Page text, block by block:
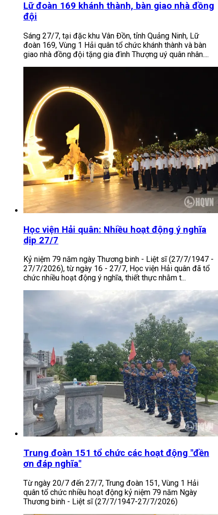
Lữ đoàn 169 khánh thành, bàn giao nhà đồng
đội
Sáng 27/7, tại đặc khu Vân Đồn, tỉnh Quảng Ninh, Lữ
đoàn 169, Vùng 1 Hải quân tổ chức khánh thành và bàn
giao nhà đồng đội tặng gia đình Thượng uý quân nhân....
Học viện Hải quân: Nhiều hoạt động ý nghĩa
dịp 27/7
Kỷ niệm 79 năm ngày Thương binh - Liệt sĩ (27/7/1947 -
27/7/2026), từ ngày 16 - 27/7, Học viện Hải quân đã tổ
chức nhiều hoạt động ý nghĩa, thiết thực nhằm t...
Trung đoàn 151 tổ chức các hoạt động "đền
ơn đáp nghĩa"
Từ ngày 20/7 đến 27/7, Trung đoàn 151, Vùng 1 Hải
quân tổ chức nhiều hoạt động kỷ niệm 79 năm Ngày
Thương binh - Liệt sĩ (27/7/1947-27/7/2026)